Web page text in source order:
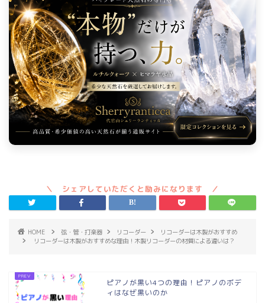
HOME 弦・管・打楽器 リコーダー
リコーダーは木製がおすすめ
リコーダーは木製がおすすめな理由！木製リコーダーの材質による違いは？
ピアノが黒い4つの理由！ピアノのボデ
ィはなぜ黒いのか